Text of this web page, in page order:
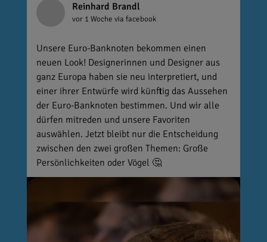
Reinhard Brandl
vor 1 Woche via facebook
Unsere Euro-Banknoten bekommen einen
neuen Look! Designerinnen und Designer aus
ganz Europa haben sie neu interpretiert, und
einer ihrer Entwürfe wird künftig das Aussehen
der Euro-Banknoten bestimmen. Und wir alle
dürfen mitreden und unsere Favoriten
auswählen. Jetzt bleibt nur die Entscheidung
zwischen den zwei großen Themen: Große
Persönlichkeiten oder Vögel 🤔